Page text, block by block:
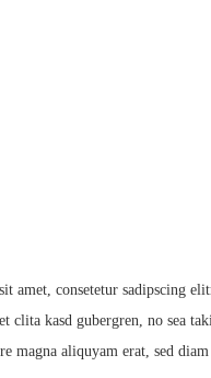
amet, consetetur sadipscing
clita kasd gubergren, no sea
magna aliquyam erat, sed